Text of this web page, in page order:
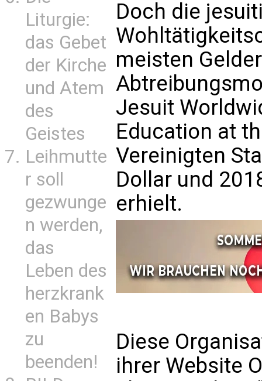
Liturgie:
das Gebet
der Kirche
und Atem
des
Geistes
Leihmutte
r soll
gezwunge
n werden,
das
Leben des
herzkrank
en Babys
zu
beenden!
Doch die
meisten
Jesuit
Education at
Vereinigten
Dollar und
erhielt.
Diese
ihrer Website